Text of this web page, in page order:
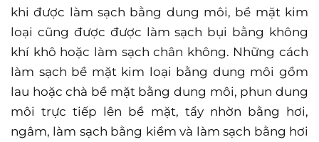
khi được làm sạch bằng dung môi, bề mặt kim
loại cũng được được làm sạch bụi bằng không
khí khô hoặc làm sạch chân không. Những cách
làm sạch bề mặt kim loại bằng dung môi gồm
lau hoặc chà bề mặt bằng dung môi, phun dung
môi trực tiếp lên bề mặt, tẩy nhờn bằng hơi,
ngâm, làm sạch bằng kiềm và làm sạch bằng hơi